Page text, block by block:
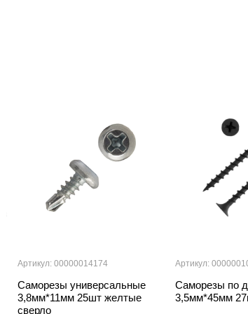
Артикул: 00000014174
Саморезы универсальные
3,8мм*11мм 25шт желтые
сверло
Артикул:
Саморезы по
3,5мм*45мм